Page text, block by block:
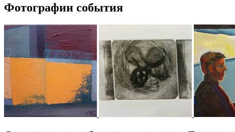
Фотографии события